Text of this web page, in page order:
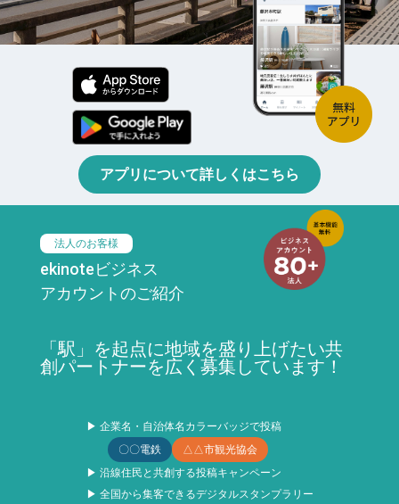
アプリについて詳しくはこちら
法人のお客様
ekinoteビジネス
アカウントのご紹介
「駅」を起点に地域を盛り上げたい共
創パートナーを広く募集しています！
▶ 企業名・自治体名カラーバッジで投稿
〇〇電鉄
△△市観光協会
▶ 沿線住民と共創する投稿キャンペーン
▶ 全国から集客できるデジタルスタンプラリー